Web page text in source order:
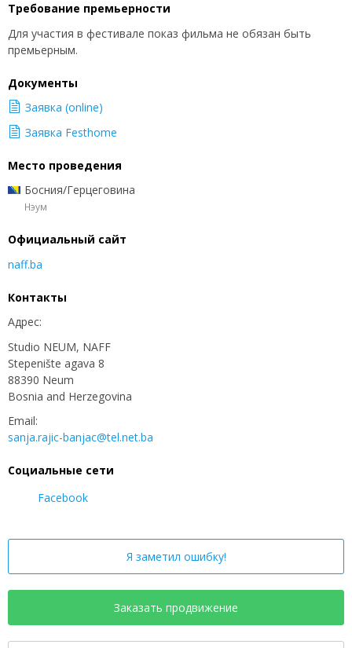
Требование премьерности
Для участия в фестивале показ фильма не обязан быть
премьерным.
Документы
Заявка (online)
Заявка Festhome
Место проведения
Босния/Герцеговина
Нэум
Официальный сайт
naff.ba
Контакты
Адрес:
Studio NEUM, NAFF
Stepenište agava 8
​88390 Neum
Bosnia and Herzegovina
Email:
sanja.rajic-banjac@tel.net.ba
Социальные сети
Facebook
Я заметил ошибку!
Заказать продвижение